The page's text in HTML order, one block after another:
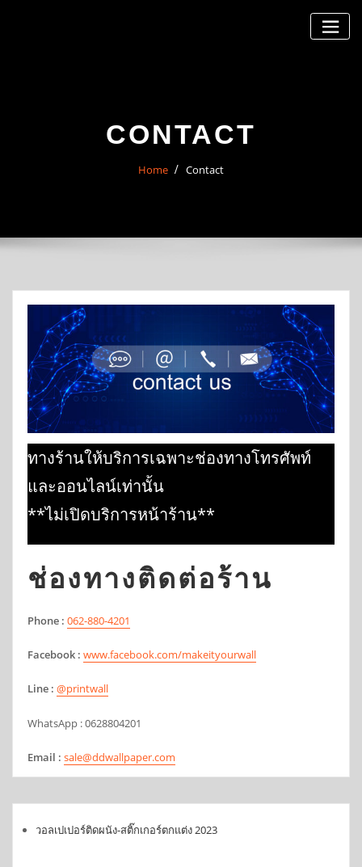
CONTACT
Home Contact
ทางร้านให้บริการเฉพาะช่องทางโทรศัพท์
และออนไลน์เท่านั้น
**ไม่เปิดบริการหน้าร้าน**
ช่องทางติดต่อร้าน
Phone : 062-880-4201
Facebook : www.facebook.com/makeityourwall
Line : @printwall
WhatsApp : 0628804201
Email : sale@ddwallpaper.com
วอลเปเปอร์ติดผนัง-สติ๊กเกอร์ตกแต่ง 2023